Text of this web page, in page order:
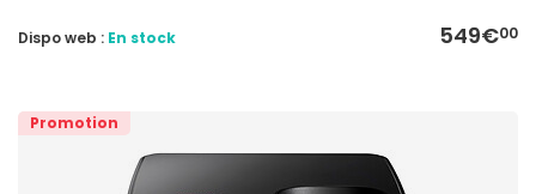
549€00
Dispo web : En stock
Promotion